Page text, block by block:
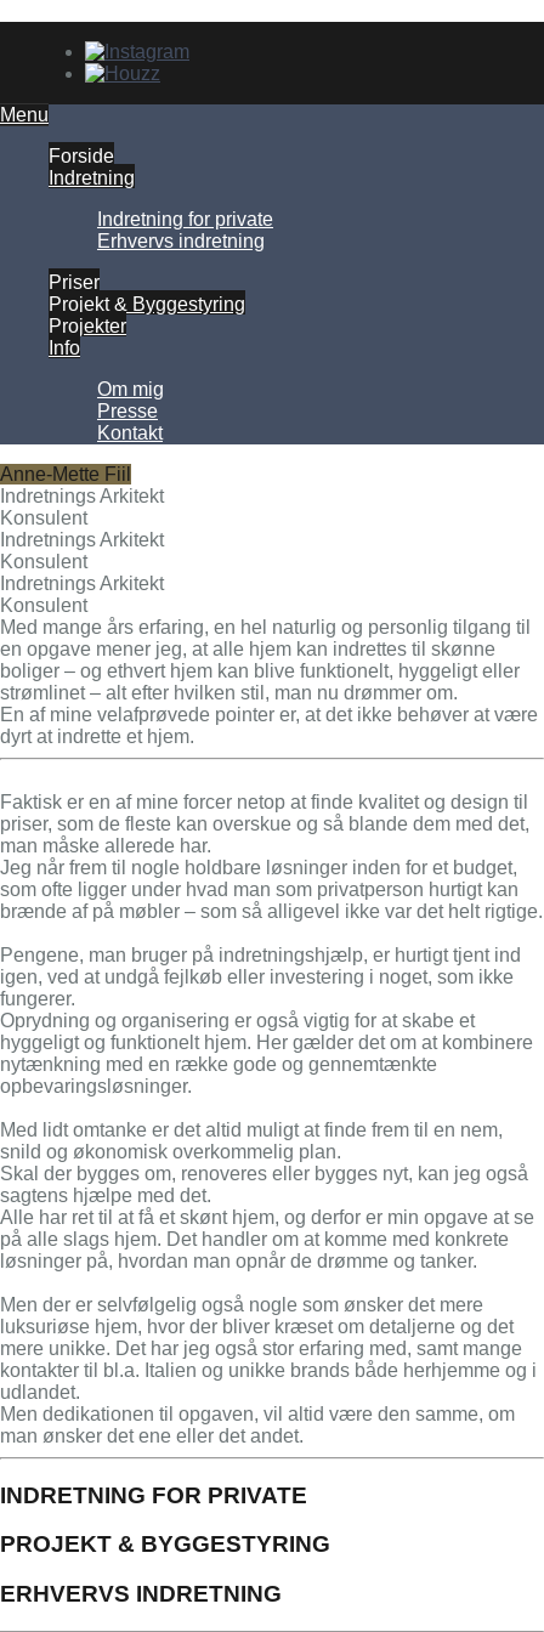
Menu
Forside
Indretning
Indretning for private
Erhvervs indretning
Priser
Projekt & Byggestyring
Projekter
Info
Om mig
Presse
Kontakt
Anne-Mette Fiil
Indretnings Arkitekt
Konsulent
Indretnings Arkitekt
Konsulent
Indretnings Arkitekt
Konsulent
Med mange års erfaring, en hel naturlig og personlig tilgang til
en opgave mener jeg, at alle hjem kan indrettes til skønne
boliger – og ethvert hjem kan blive funktionelt, hyggeligt eller
strømlinet – alt efter hvilken stil, man nu drømmer om.
En af mine velafprøvede pointer er, at det ikke behøver at være
dyrt at indrette et hjem.
Faktisk er en af mine forcer netop at finde kvalitet og design til
priser, som de fleste kan overskue og så blande dem med det,
man måske allerede har.
Jeg når frem til nogle holdbare løsninger inden for et budget,
som ofte ligger under hvad man som privatperson hurtigt kan
brænde af på møbler – som så alligevel ikke var det helt rigtige.
Pengene, man bruger på indretningshjælp, er hurtigt tjent ind
igen, ved at undgå fejlkøb eller investering i noget, som ikke
fungerer.
Oprydning og organisering er også vigtig for at skabe et
hyggeligt og funktionelt hjem. Her gælder det om at kombinere
nytænkning med en række gode og gennemtænkte
opbevaringsløsninger.
Med lidt omtanke er det altid muligt at finde frem til en nem,
snild og økonomisk overkommelig plan.
Skal der bygges om, renoveres eller bygges nyt, kan jeg også
sagtens hjælpe med det.
Alle har ret til at få et skønt hjem, og derfor er min opgave at se
på alle slags hjem. Det handler om at komme med konkrete
løsninger på, hvordan man opnår de drømme og tanker.
Men der er selvfølgelig også nogle som ønsker det mere
luksuriøse hjem, hvor der bliver kræset om detaljerne og det
mere unikke. Det har jeg også stor erfaring med, samt mange
kontakter til bl.a. Italien og unikke brands både herhjemme og i
udlandet.
Men dedikationen til opgaven, vil altid være den samme, om
man ønsker det ene eller det andet.
INDRETNING FOR PRIVATE
PROJEKT & BYGGESTYRING
ERHVERVS INDRETNING